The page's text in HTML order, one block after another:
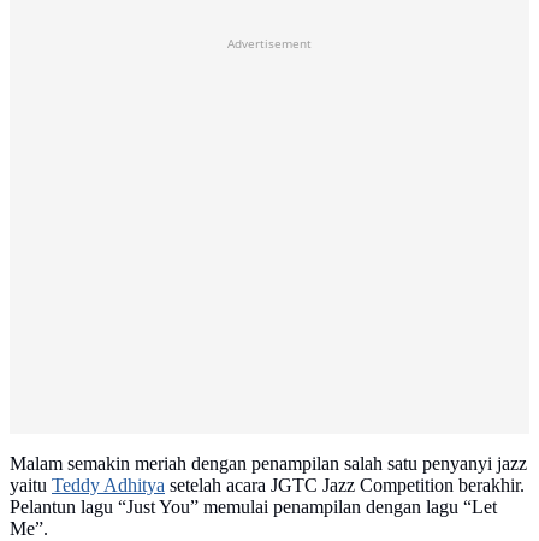
Advertisement
Malam semakin meriah dengan penampilan salah satu penyanyi jazz
yaitu Teddy Adhitya setelah acara JGTC Jazz Competition berakhir.
Pelantun lagu “Just You” memulai penampilan dengan lagu “Let
Me”.